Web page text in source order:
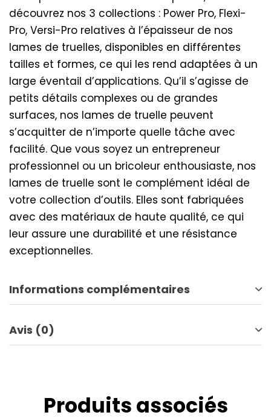
découvrez nos 3 collections : Power Pro, Flexi-
Pro, Versi-Pro relatives à l’épaisseur de nos
lames de truelles, disponibles en différentes
tailles et formes, ce qui les rend adaptées à un
large éventail d’applications. Qu’il s’agisse de
petits détails complexes ou de grandes
surfaces, nos lames de truelle peuvent
s’acquitter de n’importe quelle tâche avec
facilité. Que vous soyez un entrepreneur
professionnel ou un bricoleur enthousiaste, nos
lames de truelle sont le complément idéal de
votre collection d’outils. Elles sont fabriquées
avec des matériaux de haute qualité, ce qui
leur assure une durabilité et une résistance
exceptionnelles.
Informations complémentaires
Avis (0)
Produits associés